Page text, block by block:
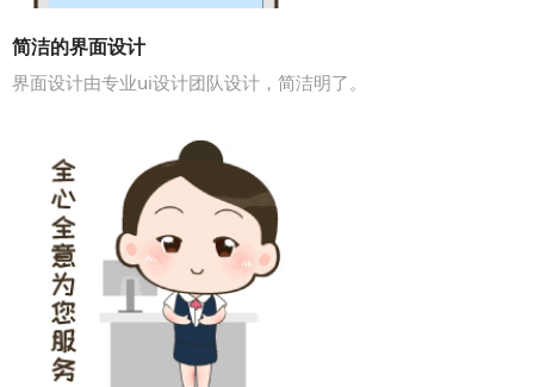
简洁的界面设计
界面设计由专业ui设计团队设计，简洁明了。